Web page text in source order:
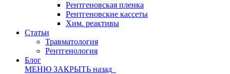
Рентгеновская пленка
Рентгеновские кассеты
Хим. реактивы
Статьи
Травматология
Рентгенология
Блог
МЕНЮ ЗАКРЫТЬ назад